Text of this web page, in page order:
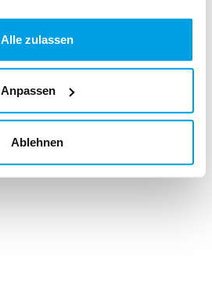
Alle zulassen
Anpassen
Ablehnen